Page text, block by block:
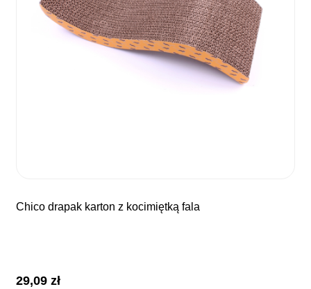
chico drapak karton z kocimiętką fala
29,09zł